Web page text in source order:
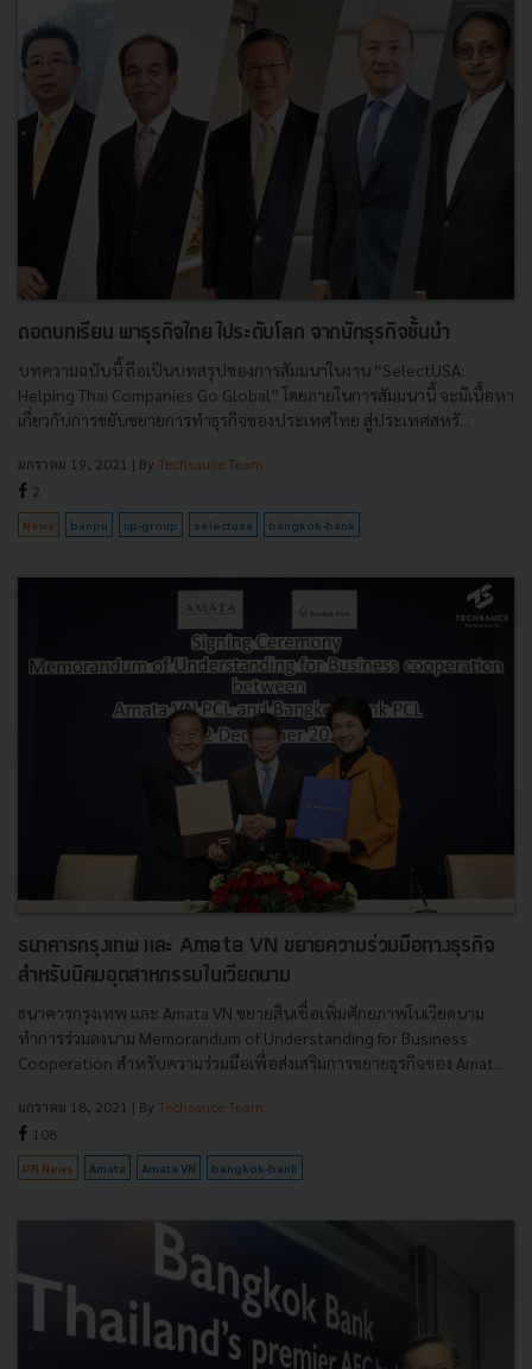
ถอดบทเรียน พาธุรกิจไทย ไประดับโลก จากนักธุรกิจชั้นนำ
บทความฉบับนี้ ถือเป็นบทสรุปของการสัมมนาในงาน “SelectUSA:
Helping Thai Companies Go Global” โดยภายในการสัมมนานี้ จะมีเนื้อหา
เกี่ยวกับการขยับขยายการทำธุรกิจของประเทศไทย สู่ประเทศสหรั...
มกราคม 19, 2021 | By Techsauce Team
2
News banpu cp-group selectusa bangkok-bank
ธนาคารกรุงเทพ และ Amata VN ขยายความร่วมมือทางธุรกิจ
สำหรับนิคมอุตสาหกรรมในเวียดนาม
ธนาคารกรุงเทพ และ Amata VN ขยายสินเชื่อเพิ่มศักยภาพในเวียดนาม
ทำการร่วมลงนาม Memorandum of Understanding for Business
Cooperation สำหรับความร่วมมือเพื่อส่งเสริมการขยายธุรกิจของ Amat...
มกราคม 18, 2021 | By Techsauce Team
108
PR News Amata Amata VN bangkok-bank